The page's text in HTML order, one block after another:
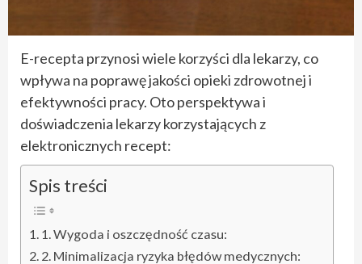
E-recepta przynosi wiele korzyści dla lekarzy, co
wpływa na poprawę jakości opieki zdrowotnej i
efektywności pracy. Oto perspektywa i
doświadczenia lekarzy korzystających z
elektronicznych recept:
Spis treści
1. Wygoda i oszczędność czasu:
2. Minimalizacja ryzyka błędów medycznych: